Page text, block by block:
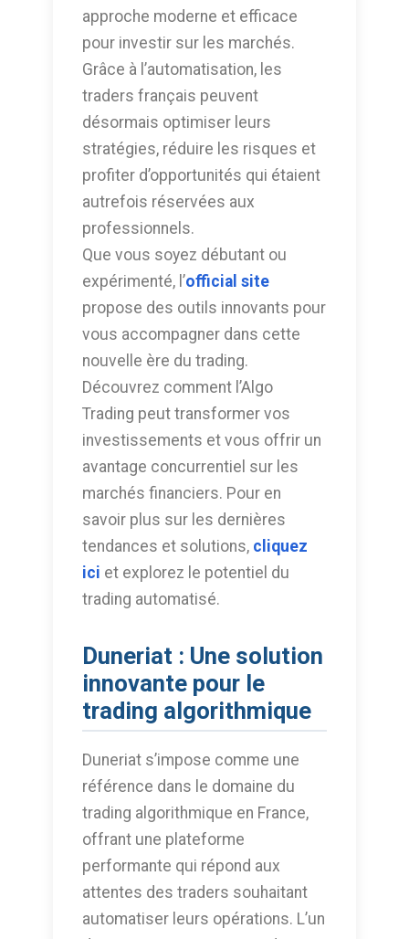
approche moderne et efficace
pour investir sur les marchés.
Grâce à l’automatisation, les
traders français peuvent
désormais optimiser leurs
stratégies, réduire les risques et
profiter d’opportunités qui étaient
autrefois réservées aux
professionnels.
Que vous soyez débutant ou
expérimenté, l’official site
propose des outils innovants pour
vous accompagner dans cette
nouvelle ère du trading.
Découvrez comment l’Algo
Trading peut transformer vos
investissements et vous offrir un
avantage concurrentiel sur les
marchés financiers. Pour en
savoir plus sur les dernières
tendances et solutions, cliquez
ici et explorez le potentiel du
trading automatisé.
Duneriat : Une solution
innovante pour le
trading algorithmique
Duneriat s’impose comme une
référence dans le domaine du
trading algorithmique en France,
offrant une plateforme
performante qui répond aux
attentes des traders souhaitant
automatiser leurs opérations. L’un